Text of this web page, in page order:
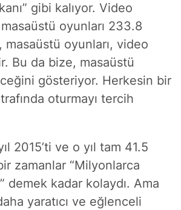
gibi kalıyor. Video
oyunları 233.8
masaüstü oyunları, video
Bu da bize, masaüstü
gösteriyor. Herkesin bir
oturmayı tercih
2015’ti ve o yıl tam 41.5
zamanlar “Milyonlarca
demek kadar kolaydı. Ama
yaratıcı ve eğlenceli